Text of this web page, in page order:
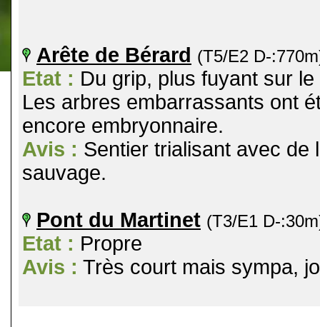
Arête de Bérard (T5/E2 D-
Etat : Du grip, plus fuyant sur le
Les arbres embarrassants ont
encore embryonnaire.
Avis : Sentier trialisant avec de
sauvage.
Pont du Martinet (T3/E1 D-
Etat : Propre
Avis : Très court mais sympa,